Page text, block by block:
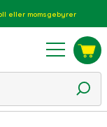
eller momsgebyrer